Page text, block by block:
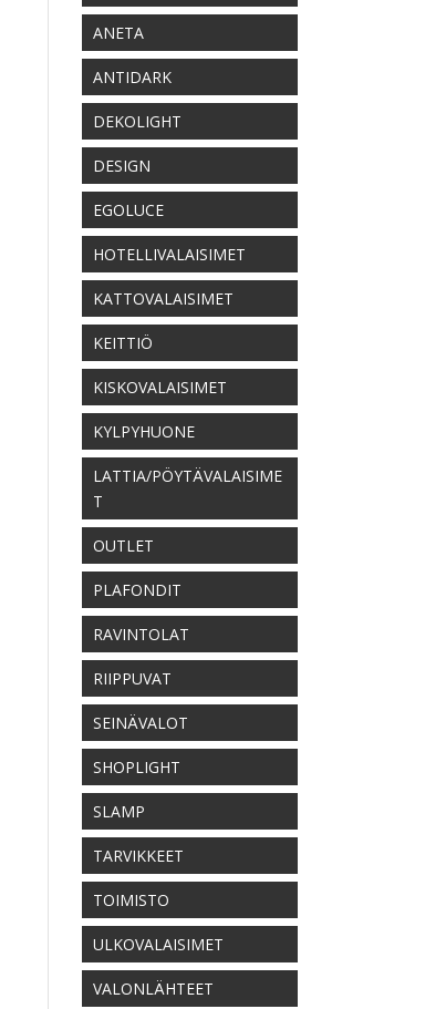
ANETA
ANTIDARK
DEKOLIGHT
DESIGN
EGOLUCE
HOTELLIVALAISIMET
KATTOVALAISIMET
KEITTIÖ
KISKOVALAISIMET
KYLPYHUONE
LATTIA/PÖYTÄVALAISIME
T
OUTLET
PLAFONDIT
RAVINTOLAT
RIIPPUVAT
SEINÄVALOT
SHOPLIGHT
SLAMP
TARVIKKEET
TOIMISTO
ULKOVALAISIMET
VALONLÄHTEET